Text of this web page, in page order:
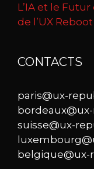
L’IA et le
de l’UX
CONTACTS
paris@ux-
suisse@ux-
belgique@ux-